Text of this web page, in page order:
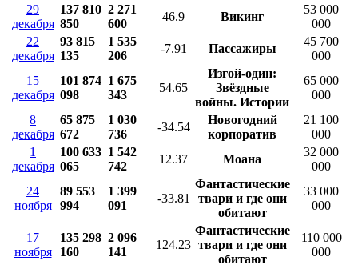
29
декабря
137 810
850
2 271
600
46.9 Викинг
53 000
000
22
декабря
93 815
135
1 535
206
-7.91 Пассажиры
45 700
000
15
декабря
101 874
098
1 675
343
54.65
Изгой-один:
Звёздные
войны. Истории
65 000
000
8
декабря
65 875
672
1 030
736
-34.54
Новогодний
корпоратив
21 100
000
1
декабря
100 633
065
1 542
742
12.37 Моана
32 000
000
24
ноября
89 553
994
1 399
091
-33.81
Фантастические
твари и где они
обитают
33 000
000
17
ноября
135 298
160
2 096
141
124.23
Фантастические
твари и где они
обитают
110 000
000